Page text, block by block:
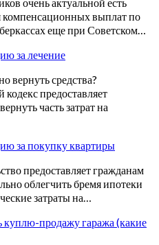
компенсационных выплат по
еще при Советском…
за лечение
вернуть средства?
предоставляет
часть затрат на
за покупку квартиры
предоставляет гражданам
облегчить бремя ипотеки
затраты на…
продажу гаража (какие